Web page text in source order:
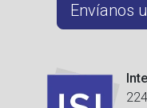
Envíanos